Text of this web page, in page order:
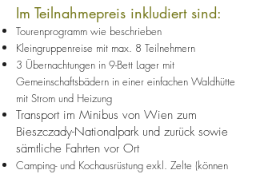
Im Teilnahmepreis inkludiert sind:
Tourenprogramm wie beschrieben
Kleingruppenreise mit max. 8 Teilnehmern
3 Übernachtungen in 9-Bett Lager mit
Gemeinschaftsbädern in einer einfachen Waldhütte
mit Strom und Heizung
Transport im Minibus von Wien zum
Bieszczady-Nationalpark und zurück sowie
sämtliche Fahrten vor Ort
Camping- und Kochausrüstung exkl. Zelte (können